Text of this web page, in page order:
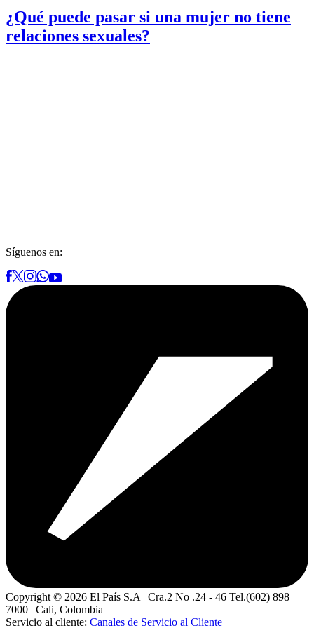
¿Qué puede pasar si una mujer no tiene
relaciones sexuales?
Síguenos en:
Copyright © 2026 El País S.A | Cra.2 No .24 - 46 Tel.(602) 898
7000 | Cali, Colombia
Servicio al cliente: Canales de Servicio al Cliente